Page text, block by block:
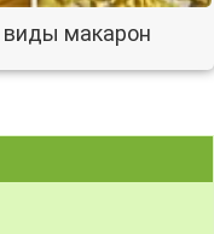
макарон